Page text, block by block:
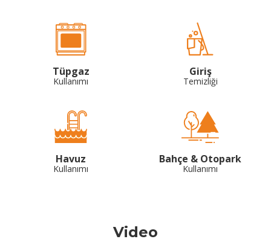
Tüpgaz
Kullanımı
Giriş
Temizliği
Havuz
Kullanımı
Bahçe & Otopark
Kullanımı
Video